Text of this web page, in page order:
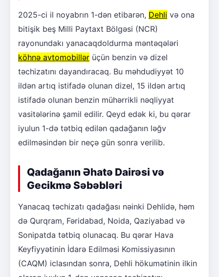
2025-ci il noyabrın 1-dən etibarən, Dehli və ona
bitişik beş Milli Paytaxt Bölgəsi (NCR)
rayonundakı yanacaqdoldurma məntəqələri
köhnə avtomobillər üçün benzin və dizel
təchizatını dayandıracaq. Bu məhdudiyyət 10
ildən artıq istifadə olunan dizel, 15 ildən artıq
istifadə olunan benzin mühərrikli nəqliyyat
vasitələrinə şamil edilir. Qeyd edək ki, bu qərar
iyulun 1-də tətbiq edilən qadağanın ləğv
edilməsindən bir neçə gün sonra verilib.
Qadağanın Əhatə Dairəsi və
Gecikmə Səbəbləri
Yanacaq təchizatı qadağası nəinki Dehlidə, həm
də Qurqram, Fəridabad, Noida, Qaziyabad və
Sonipatda tətbiq olunacaq. Bu qərar Hava
Keyfiyyətinin İdarə Edilməsi Komissiyasının
(CAQM) iclasından sonra, Dehli hökumətinin ilkin